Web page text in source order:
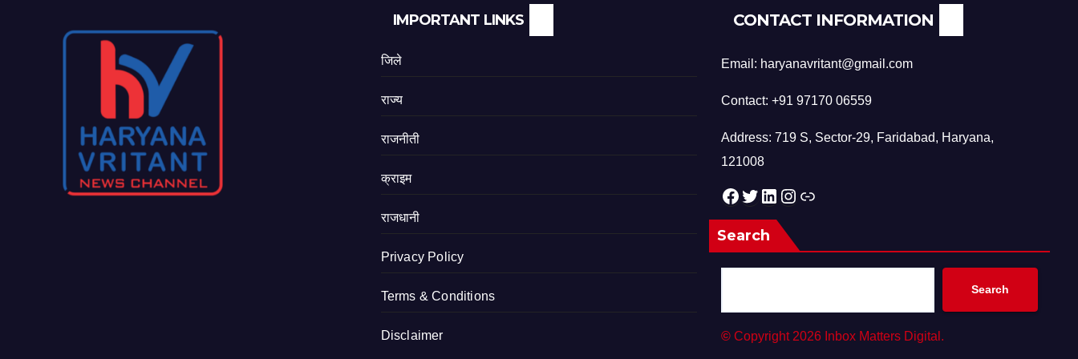
IMPORTANT LINKS
जिले
राज्य
राजनीती
क्राइम
राजधानी
Privacy Policy
Terms & Conditions
Disclaimer
CONTACT INFORMATION
Email: haryanavritant@gmail.com
Contact: +91 97170 06559
Address: 719 S, Sector-29, Faridabad, Haryana,
121008
Facebook Twitter LinkedIn Instagram Link
Search
Search
© Copyright 2026 Inbox Matters Digital.